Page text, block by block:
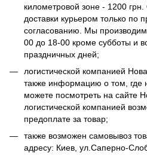
километровой зоне - 1200
доставки курьером только по
согласованию. Мы
00 до 18-00 кроме субботы и
праздничных дней;
логистической компанией
также информацию о том, где
можете посмотреть на сайте
логистической компанией
предоплате за товар;
также возможен самовывоз
адресу: Киев, ул.Саперно-